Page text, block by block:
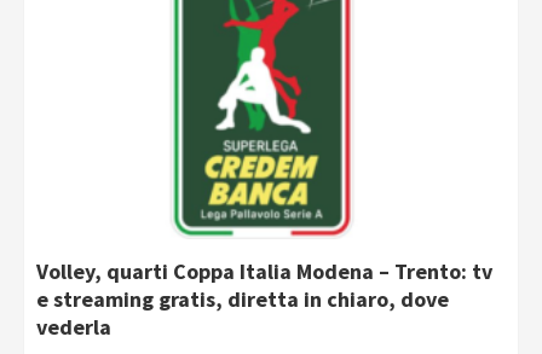
Volley, quarti Coppa Italia Modena – Trento: tv
e streaming gratis, diretta in chiaro, dove
vederla